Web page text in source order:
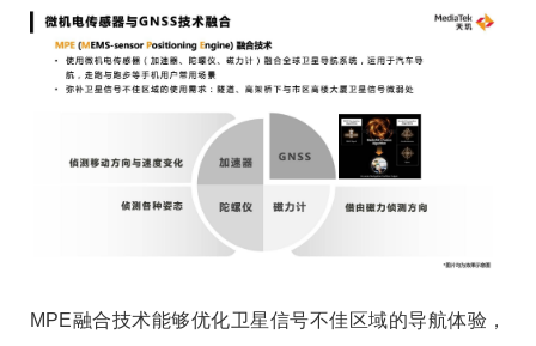
MPE融合技术能够优化卫星信号不佳区域的导航体验，